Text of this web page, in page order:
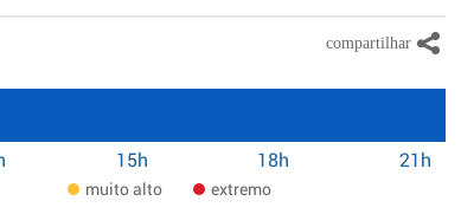
15h 18h 21h
muito alto extremo